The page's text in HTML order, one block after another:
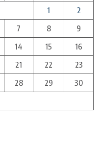
1
2
7 8
9
14 15
16
21 22
23
28 29
30